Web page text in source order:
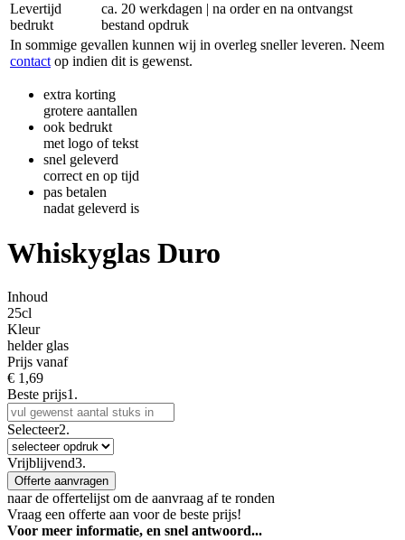
Levertijd
bedrukt
ca. 20 werkdagen | na order en na ontvangst
bestand opdruk
In sommige gevallen kunnen wij in overleg sneller leveren. Neem
contact op indien dit is gewenst.
extra korting
grotere aantallen
ook bedrukt
met logo of tekst
snel geleverd
correct en op tijd
pas betalen
nadat geleverd is
Whiskyglas Duro
Inhoud
25cl
Kleur
helder glas
Prijs vanaf
€ 1,69
Beste prijs1.
Selecteer2.
Vrijblijvend3.
Offerte aanvragen
naar de offertelijst om de aanvraag af te ronden
Vraag een offerte aan voor de beste prijs!
Voor meer informatie, en snel antwoord...